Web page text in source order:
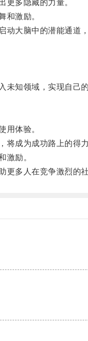
多隐藏的力量。
激励。
大脑中的潜能通道，
知领域，实现自己的
体验。
成为成功路上的得力
激励。
多人在竞争激烈的社